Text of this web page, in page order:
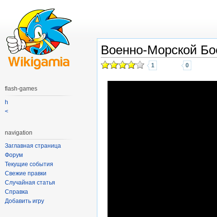
Военно-Морской
1 0
flash-games
h
<
navigation
Заглавная страница
Форум
Текущие события
Свежие правки
Случайная статья
Справка
Добавить игру